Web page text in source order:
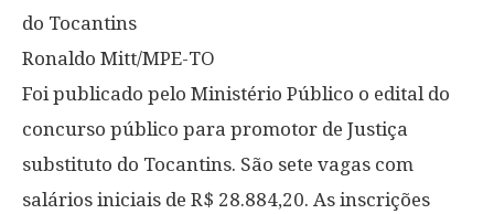
do Tocantins
Ronaldo Mitt/MPE-TO
Foi publicado pelo Ministério Público o edital do
concurso público para promotor de Justiça
substituto do Tocantins. São sete vagas com
salários iniciais de R$ 28.884,20. As inscrições